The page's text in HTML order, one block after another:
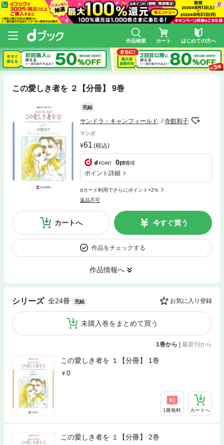
作品検索 カート はじめての方へ
この愛しき者を ２【分冊】 9巻
完結
サンドラ・キャンフィールド 寺館和子
マンガ
61 (税込)
0pt獲得
ポイント詳細
dカード利用でさらにポイント+2%
返品不可
カートへ 今すぐ買う
作品をチェックする
作品情報へ
シリーズ 全24冊 完結 お気に入り登録
未購入巻をまとめて買う
1巻から 最新刊から
この愛しき者を １【分冊】 1巻
0
1冊無料 カートへ
この愛しき者を １【分冊】 2巻